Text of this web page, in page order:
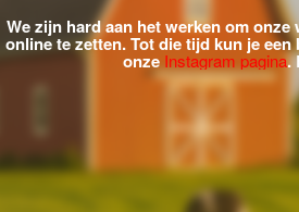
We zijn hard aan het werken om
online te zetten.Tot die tijd kun je
onze Instagram pagina.